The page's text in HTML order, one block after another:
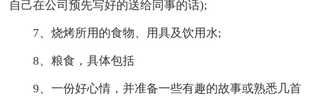
自己在公司预先写好的送给同事的话);
7、烧烤所用的食物、用具及饮用水;
8、粮食，具体包括
9、一份好心情，并准备一些有趣的故事或熟悉几首